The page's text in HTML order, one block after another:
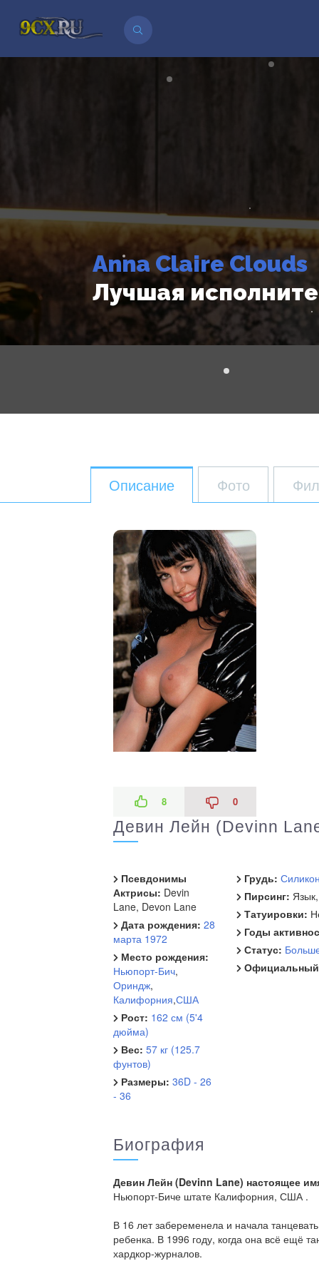
Anna Claire Clouds
Лучшая
Описание Фото
8 0
Девин Лейн (Devinn
Псевдонимы
Актрисы: Devin
Lane, Devon Lane
Дата рождения: 28
марта 1972
Место рождения:
Ньюпорт-Бич,
Ориндж,
Калифорния,США
Рост: 162 см (5'4
дюйма)
Вес: 57 кг (125.7
фунтов)
Размеры: 36D - 26
- 36
Грудь:
Пирсинг:
Татуировки:
Годы
Статус:
Официальный
Биография
Девин Лейн (Devinn Lane) настоящее
Ньюпорт-Биче штате Калифорния, США .
В 16 лет забеременела и начала
ребенка. В 1996 году, когда она всё ещё
хардкор-журналов.